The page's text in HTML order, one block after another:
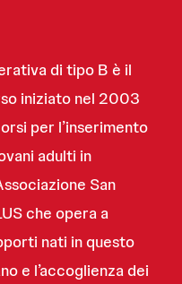
di tipo B è il
iniziato nel 2003
per l’inserimento
adulti in
San
che opera a
nati in questo
e l’accoglienza dei